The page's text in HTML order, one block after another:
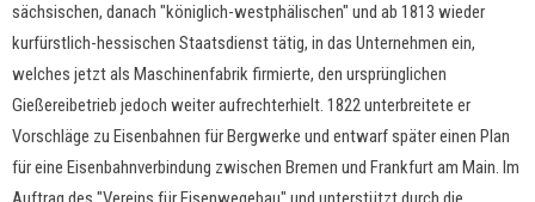
sächsischen, danach "königlich-westphälischen" und ab 1813 wieder
kurfürstlich-hessischen Staatsdienst tätig, in das Unternehmen ein,
welches jetzt als Maschinenfabrik firmierte, den ursprünglichen
Gießereibetrieb jedoch weiter aufrechterhielt. 1822 unterbreitete er
Vorschläge zu Eisenbahnen für Bergwerke und entwarf später einen Plan
für eine Eisenbahnverbindung zwischen Bremen und Frankfurt am Main. Im